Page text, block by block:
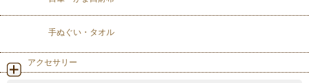
手ぬぐい・タオル
アクセサリー